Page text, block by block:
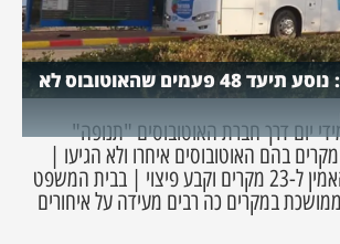
שערוריית תנופה: נוסע תיעד 48 פעמים שהאוטובוס לא
יום דרך חברת האוטובוסים "תנופה"
לירושלים, תיעד 48 מקרים בהם האוטובוסים איחרו ולא הגיעו |
הוא תבע, השופט האמין ל-23 מקרים וקבע פיצוי | בבית המשפט
במקרים כה רבים מעידה על איחורים